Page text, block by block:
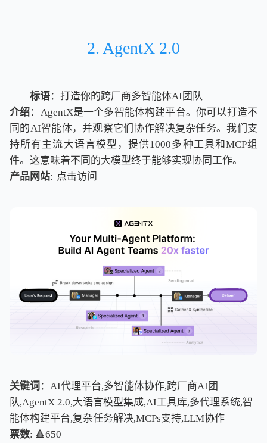
2. AgentX 2.0
标语：打造你的跨厂商多智能体AI团队
介绍：AgentX是一个多智能体构建平台。你可以打造不
同的AI智能体，并观察它们协作解决复杂任务。我们支
持所有主流大语言模型，提供1000多种工具和MCP组
件。这意味着不同的大模型终于能够实现协同工作。
产品网站: 点击访问
关键词 ：AI代理平台,多智能体协作,跨厂商AI团
队,AgentX 2.0,大语言模型集成,AI工具库,多代理系统,智
能体构建平台,复杂任务解决,MCPs支持,LLM协作
票数: 🔺650